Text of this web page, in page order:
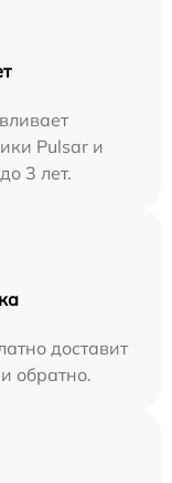
Pulsar и
3 лет.
доставит
обратно.